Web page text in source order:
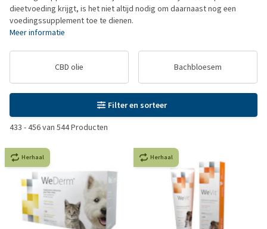
dieetvoeding krijgt, is het niet altijd nodig om daarnaast nog een
voedingssupplement toe te dienen.
Meer informatie
CBD olie Bachbloesem
Filter en sorteer
433 -456van 544Producten
Herhaal Herhaal